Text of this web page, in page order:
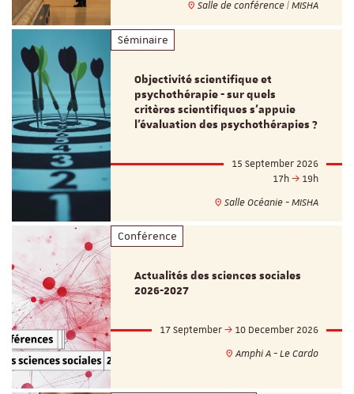
Salle de conférence | MISHA
Séminaire
Objectivité scientifique et
psychothérapie - sur quels
critères scientifiques s'appuie
l'évaluation des psychothérapies ?
15 September 2026
17h
19h
Salle Océanie - MISHA
Conférence
Actualités des sciences sociales
2026-2027
17 September
10 December 2026
Amphi A - Le Cardo